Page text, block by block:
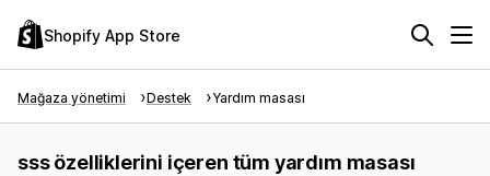
Shopify App Store
Mağaza yönetimi Destek Yardım masası
sss özelliklerini içeren tüm yardım masası